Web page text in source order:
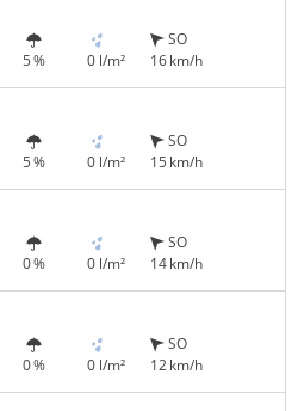
5 % 0 l/m²
SO
16 km/h
5 % 0 l/m²
SO
15 km/h
0 % 0 l/m²
SO
14 km/h
0 % 0 l/m²
SO
12 km/h